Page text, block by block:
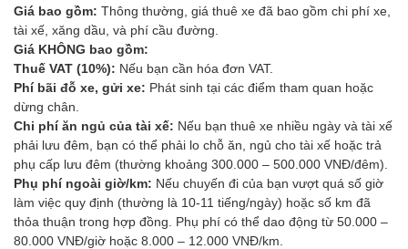
Giá bao gồm: Thông thường, giá thuê xe đã bao gồm chi phí xe,
tài xế, xăng dầu, và phí cầu đường.
Giá KHÔNG bao gồm:
Thuế VAT (10%): Nếu bạn cần hóa đơn VAT.
Phí bãi đỗ xe, gửi xe: Phát sinh tại các điểm tham quan hoặc
dừng chân.
Chi phí ăn ngủ của tài xế: Nếu bạn thuê xe nhiều ngày và tài xế
phải lưu đêm, bạn có thể phải lo chỗ ăn, ngủ cho tài xế hoặc trả
phụ cấp lưu đêm (thường khoảng 300.000 – 500.000 VNĐ/đêm).
Phụ phí ngoài giờ/km: Nếu chuyến đi của bạn vượt quá số giờ
làm việc quy định (thường là 10-11 tiếng/ngày) hoặc số km đã
thỏa thuận trong hợp đồng. Phụ phí có thể dao động từ 50.000 –
80.000 VNĐ/giờ hoặc 8.000 – 12.000 VNĐ/km.